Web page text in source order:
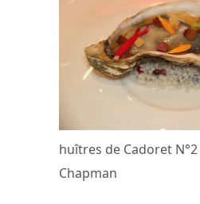
huîtres de Cadoret
Chapman